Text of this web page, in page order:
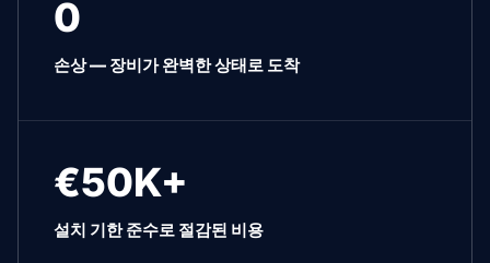
0
손상 — 장비가 완벽한 상태로 도착
€50K+
설치 기한 준수로 절감된 비용